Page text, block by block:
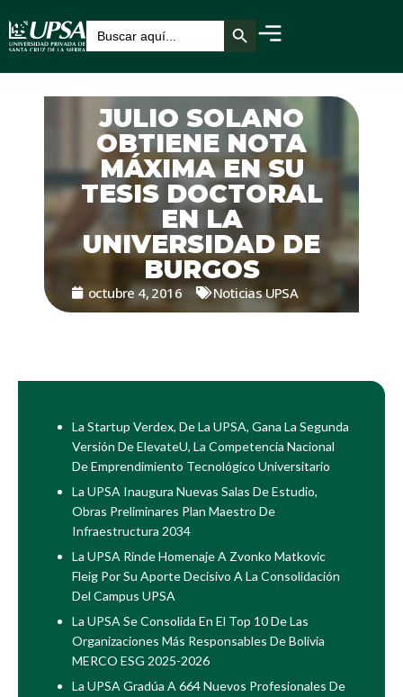
Buscar: Botón de búsqueda
JULIO SOLANO
OBTIENE NOTA
MÁXIMA EN SU
TESIS DOCTORAL
EN LA
UNIVERSIDAD DE
BURGOS
octubre 4, 2016 Noticias UPSA
La Startup Verdex, De La UPSA, Gana La Segunda
Versión De ElevateU, La Competencia Nacional
De Emprendimiento Tecnológico Universitario
La UPSA Inaugura Nuevas Salas De Estudio,
Obras Preliminares Plan Maestro De
Infraestructura 2034
La UPSA Rinde Homenaje A Zvonko Matkovic
Fleig Por Su Aporte Decisivo A La Consolidación
Del Campus UPSA
La UPSA Se Consolida En El Top 10 De Las
Organizaciones Más Responsables De Bolivia
MERCO ESG 2025-2026
La UPSA Gradúa A 664 Nuevos Profesionales De